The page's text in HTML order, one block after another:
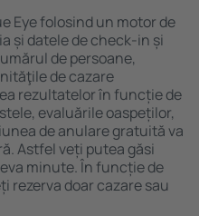
Eye folosind un motor de
și datele de check-in și
de persoane,
de cazare
rezultatelor în funcție de
evaluările oaspeților,
de anulare gratuită va
Astfel veți putea găsi
minute. În funcție de
rezerva doar cazare sau